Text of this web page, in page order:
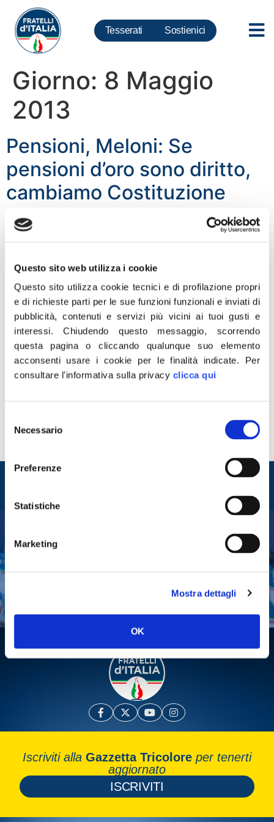
Questo sito web utilizza i cookie
Questo sito utilizza cookie tecnici e di profilazione propri
e di richieste parti per le sue funzioni funzionali e inviati di
pubblicità, contenuti e servizi più vicini ai tuoi gusti e
interessi.Chiudendo questo messaggio, scorrendo
questa pagina o cliccando qualunque suo elemento
acconsenti usare i cookie per le finalità indicate. Per
consultare l'informativa sulla privacy clicca qui
delNecessario
Preferenze
Statistiche
Marketing
Mostra dettagli
OK
Tesserati Sostienici
Giorno: 8 Maggio
2013
Pensioni, Meloni: Se
pensioni d’oro sono diritto,
cambiamo Costituzione
Roma. Ghera: Marino
stradale
“Fa davvero sorridere la proposta di Marino circa gli
appalti con garanzia, probabilmente non sa che fu
proprio il centrosinistra targato Veltroni a bandire quella
gara scellerata che prevedeva 720 milioni di euro per 9
anni ad una sola impresa privata. Un maxi appaltone,
con un impianto concessorio anomalo dove il vincitore
‘cauta apertura’ da Almunia
Entra nel mondo di
Leggi la Gazzetta Tricolore
Iscriviti alla Gazzetta Tricolore per tenerti
aggiornato
ISCRIVITI